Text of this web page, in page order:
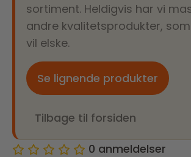
sortiment. Heldigvis har vi
andre kvalitetsprodukter,
vil elske.
Se lignende produkter
Tilbage til forsiden
0 anmeldelser